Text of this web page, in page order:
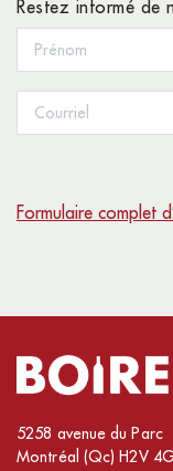
Restez informé de
Formulaire complet
5258 avenue du Parc
Montréal (Qc) H2V